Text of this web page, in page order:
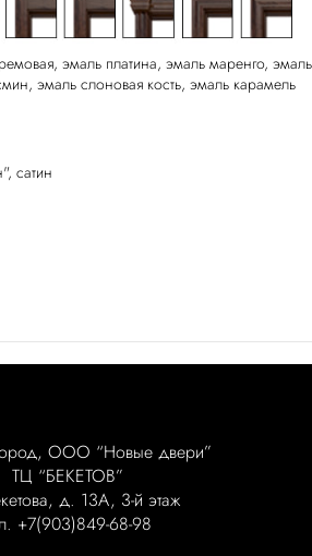
эмаль платина, эмаль маренго, эмаль
эмаль слоновая кость, эмаль карамель
сатин
ООО “Новые двери”
ТЦ “БЕКЕТОВ”
д. 13А, 3-й этаж
+7(903)849-68-98